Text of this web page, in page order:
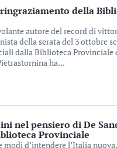
della
autore del record di
della serata del 3 ottobre
dalla Biblioteca Provinciale
ha...
nel pensiero di De
Provinciale
modi d’intendere l’Italia